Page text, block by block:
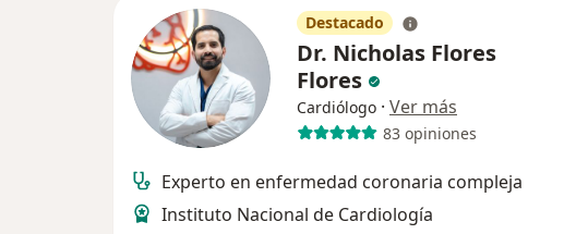
Destacado
Dr. Nicholas Flores
Flores
Cardiólogo · Ver más
83 opiniones
Experto en enfermedad coronaria compleja
Instituto Nacional de Cardiología